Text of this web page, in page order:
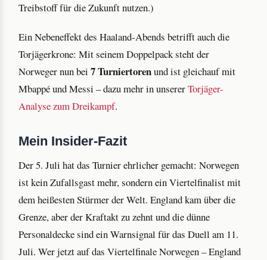
Treibstoff für die Zukunft nutzen.)
Ein Nebeneffekt des Haaland-Abends betrifft auch die
Torjägerkrone: Mit seinem Doppelpack steht der
Norweger nun bei 7 Turniertorenund ist gleichauf mit
Mbappé und Messi – dazu mehr in unsererTorjäger-
Analyse zum Dreikampf.
Mein Insider-Fazit
Der 5. Juli hat das Turnier ehrlicher gemacht: Norwegen
ist kein Zufallsgast mehr, sondern ein Viertelfinalist mit
dem heißesten Stürmer der Welt. England kam über die
Grenze, aber der Kraftakt zu zehnt und die dünne
Personaldecke sind ein Warnsignal für das Duell am 11.
Juli. Wer jetzt auf das Viertelfinale Norwegen – England